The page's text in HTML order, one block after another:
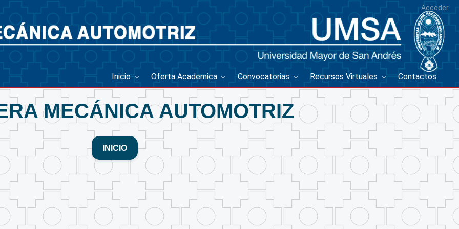
Acceder
Inicio Oferta Academica Convocatorias Recursos Virtuales Contactos
MECÁNICA AUTOMOTRIZ
INICIO